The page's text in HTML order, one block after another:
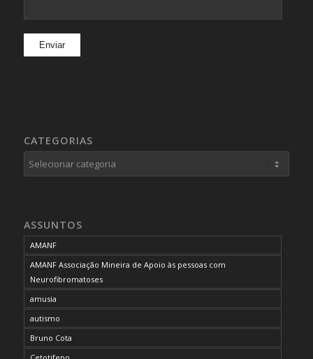
CATEGORIAS
Categorias
ASSUNTOS
AMANF
AMANF Associação Mineira de Apoio às pessoas com
Neurofibromatoses
amusia
autismo
Bruno Cota